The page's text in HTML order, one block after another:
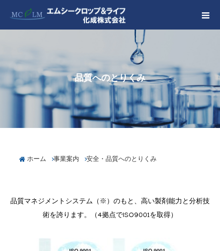
品質へのとりくみ
ホーム 事業案内 安全・品質へのとりくみ
品質マネジメントシステム（※）のもと、高い製剤能力と分析技
術を誇ります。（4拠点でISO9001を取得）